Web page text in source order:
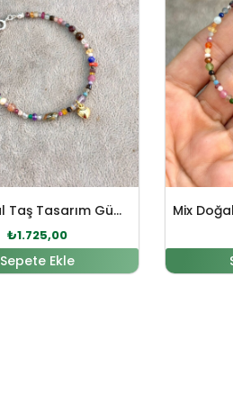
Mix Doğal Taş Tasarım Gümüş Bileklik
₺1.725,00
Sepete Ekle